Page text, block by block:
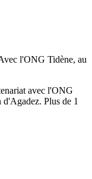
l'ONG Tidène, au
avec l'ONG
Plus de 1